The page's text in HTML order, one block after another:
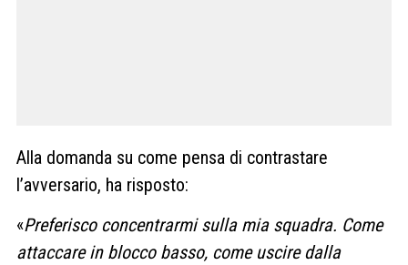
Alla domanda su come pensa di contrastare
l’avversario, ha risposto:
«Preferisco concentrarmi sulla mia squadra. Come
attaccare in blocco basso, come uscire dalla